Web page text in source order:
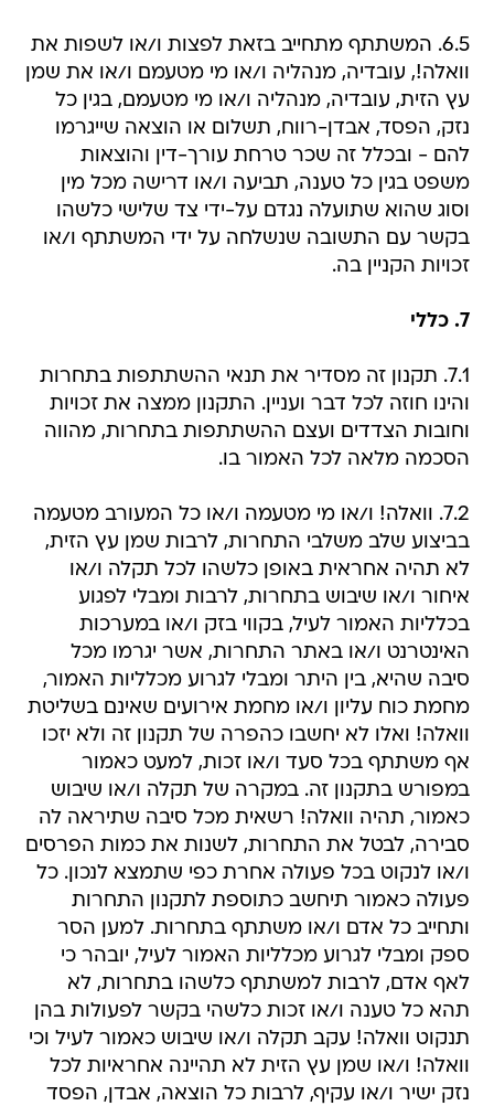
6.5. המשתתף מתחייב בזאת לפצות ו/או לשפות את
וואלה!, עובדיה, מנהליה ו/או מי מטעמם ו/או את שמן
עץ הזית, עובדיה, מנהליה ו/או מי מטעמם, בגין כל
נזק, הפסד, אבדן-רווח, תשלום או הוצאה שייגרמו
להם - ובכלל זה שכר טרחת עורך-דין והוצאות
משפט בגין כל טענה, תביעה ו/או דרישה מכל מין
וסוג שהוא שתועלה נגדם על-ידי צד שלישי כלשהו
בקשר עם התשובה שנשלחה על ידי המשתתף ו/או
זכויות הקניין בה.
7. כללי
7.1. תקנון זה מסדיר את תנאי ההשתתפות בתחרות
והינו חוזה לכל דבר ועניין. התקנון ממצה את זכויות
וחובות הצדדים ועצם ההשתתפות בתחרות, מהווה
הסכמה מלאה לכל האמור בו.
7.2. וואלה! ו/או מי מטעמה ו/או כל המעורב מטעמה
בביצוע שלב משלבי התחרות, לרבות שמן עץ הזית,
לא תהיה אחראית באופן כלשהו לכל תקלה ו/או
איחור ו/או שיבוש בתחרות, לרבות ומבלי לפגוע
בכלליות האמור לעיל, בקווי בזק ו/או במערכות
האינטרנט ו/או באתר התחרות, אשר יגרמו מכל
סיבה שהיא, בין היתר ומבלי לגרוע מכלליות האמור,
מחמת כוח עליון ו/או מחמת אירועים שאינם בשליטת
וואלה! ואלו לא יחשבו כהפרה של תקנון זה ולא יזכו
אף משתתף בכל סעד ו/או זכות, למעט כאמור
במפורש בתקנון זה. במקרה של תקלה ו/או שיבוש
כאמור, תהיה וואלה! רשאית מכל סיבה שתיראה לה
סבירה, לבטל את התחרות, לשנות את כמות הפרסים
ו/או לנקוט בכל פעולה אחרת כפי שתמצא לנכון. כל
פעולה כאמור תיחשב כתוספת לתקנון התחרות
ותחייב כל אדם ו/או משתתף בתחרות. למען הסר
ספק ומבלי לגרוע מכלליות האמור לעיל, יובהר כי
לאף אדם, לרבות למשתתף כלשהו בתחרות, לא
תהא כל טענה ו/או זכות כלשהי בקשר לפעולות בהן
תנקוט וואלה! עקב תקלה ו/או שיבוש כאמור לעיל וכי
וואלה! ו/או שמן עץ הזית לא תהיינה אחראיות לכל
נזק ישיר ו/או עקיף, לרבות כל הוצאה, אבדן, הפסד